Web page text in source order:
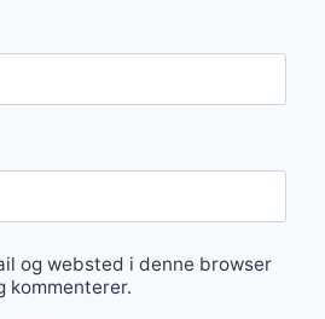
og websted i denne browser
kommenterer.